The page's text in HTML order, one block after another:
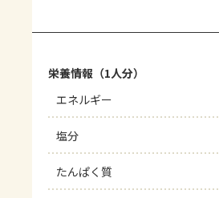
栄養情報（1人分）
エネルギー
塩分
たんぱく質